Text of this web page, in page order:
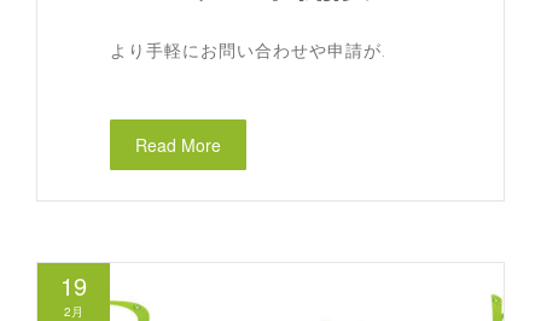
より手軽にお問い合わせや申請が.
Read More
19
2月